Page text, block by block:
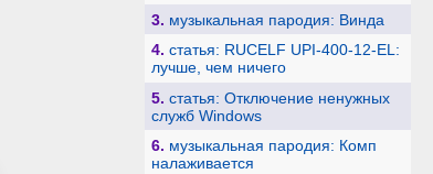
3. музыкальная пародия: Винда
4. статья: RUCELF UPI-400-12-EL:
лучше, чем ничего
5. статья: Отключение ненужных
служб Windows
6. музыкальная пародия: Комп
налаживается